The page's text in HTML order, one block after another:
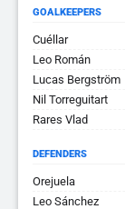
GOALKEEPERS
Cuéllar
Leo Román
Lucas Bergström
Nil Torreguitart
Rares Vlad
DEFENDERS
Orejuela
Leo Sánchez